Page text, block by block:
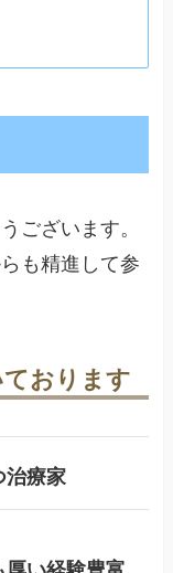
ございます。
も精進して参
おります
治療家